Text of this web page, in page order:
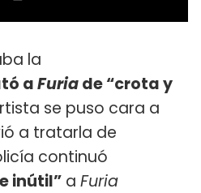
la
aFuriade “crota y
se puso cara a
a tratarla de
continuó
inútil” a Furia